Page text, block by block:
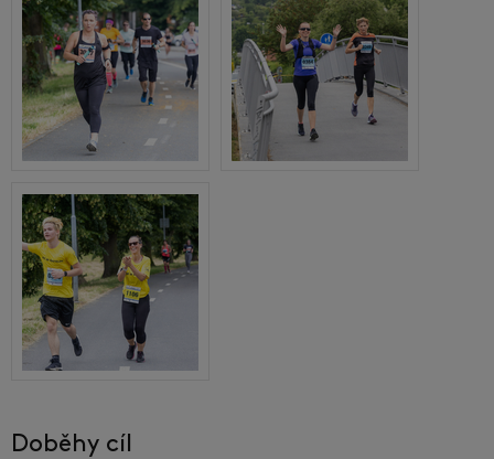
Doběhy cíl